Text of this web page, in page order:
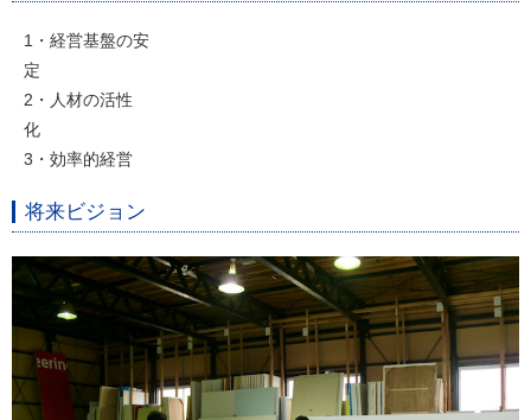
1・経営基盤の安
定
2・人材の活性
化
3・効率的経営
将来ビジョン